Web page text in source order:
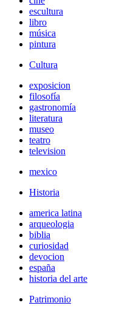
escultura
libro
música
pintura
Cultura
exposicion
filosofía
gastronomía
literatura
museo
teatro
television
mexico
Historia
america latina
arqueologia
biblia
curiosidad
devocion
españa
historia del arte
Patrimonio